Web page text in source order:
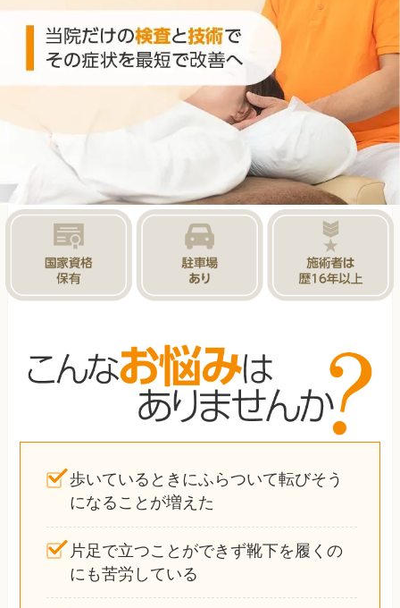
歩いているときにふらついて転びそう
になることが増えた
片足で立つことができず靴下を履くの
にも苦労している